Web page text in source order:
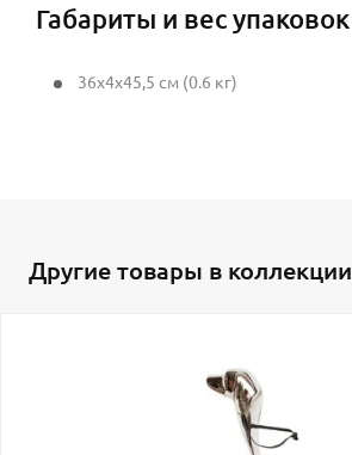
Габариты и вес упаковок
36x4x45,5 см (0.6 кг)
Другие товары в коллекции